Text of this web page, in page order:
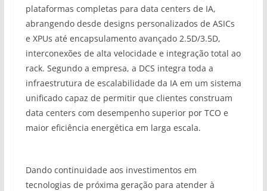
plataformas completas para data centers de IA,
abrangendo desde designs personalizados de ASICs
e XPUs até encapsulamento avançado 2.5D/3.5D,
interconexões de alta velocidade e integração total ao
rack. Segundo a empresa, a DCS integra toda a
infraestrutura de escalabilidade da IA em um sistema
unificado capaz de permitir que clientes construam
data centers com desempenho superior por TCO e
maior eficiência energética em larga escala.
Dando continuidade aos investimentos em
tecnologias de próxima geração para atender à